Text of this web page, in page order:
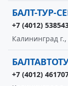
БАЛТ-ТУР-
+7 (4012)
Калининград
+7 (4012)